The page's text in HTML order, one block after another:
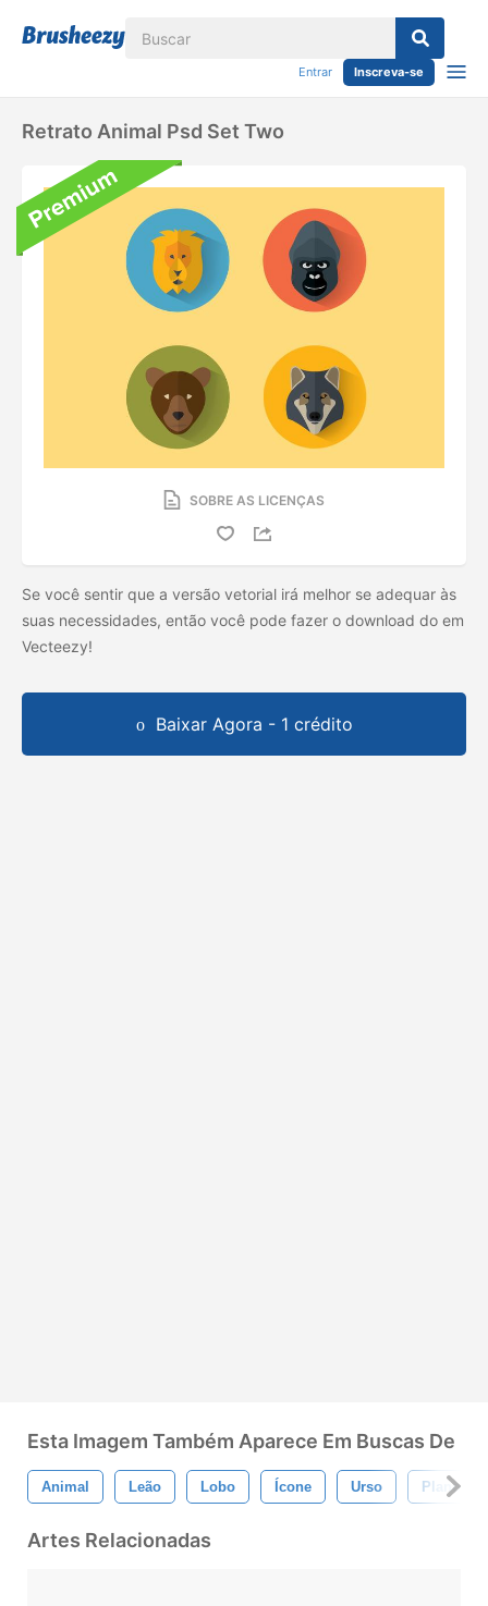
Entrar Inscreva-se
Retrato Animal Psd Set Two
SOBRE AS LICENÇAS
Se você sentir que a versão vetorial irá melhor se adequar às
suas necessidades, então você pode fazer o download do em
Vecteezy!
Baixar Agora - 1 crédito
Esta Imagem Também Aparece Em Buscas De
Animal Leão Lobo Ícone Urso Plano
Artes Relacionadas